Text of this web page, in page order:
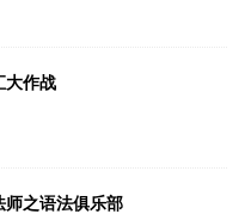
作战
之语法俱乐部